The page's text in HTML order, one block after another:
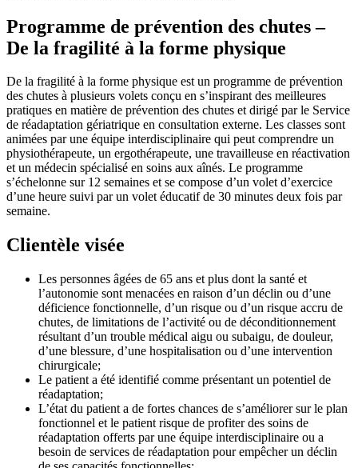
Programme de prévention des chutes –
De la fragilité à la forme physique
De la fragilité à la forme physique est un programme de prévention
des chutes à plusieurs volets conçu en s’inspirant des meilleures
pratiques en matière de prévention des chutes et dirigé par le Service
de réadaptation gériatrique en consultation externe. Les classes sont
animées par une équipe interdisciplinaire qui peut comprendre un
physiothérapeute, un ergothérapeute, une travailleuse en réactivation
et un médecin spécialisé en soins aux aînés. Le programme
s’échelonne sur 12 semaines et se compose d’un volet d’exercice
d’une heure suivi par un volet éducatif de 30 minutes deux fois par
semaine.
Clientèle visée
Les personnes âgées de 65 ans et plus dont la santé et
l’autonomie sont menacées en raison d’un déclin ou d’une
déficience fonctionnelle, d’un risque ou d’un risque accru de
chutes, de limitations de l’activité ou de déconditionnement
résultant d’un trouble médical aigu ou subaigu, de douleur,
d’une blessure, d’une hospitalisation ou d’une intervention
chirurgicale;
Le patient a été identifié comme présentant un potentiel de
réadaptation;
L’état du patient a de fortes chances de s’améliorer sur le plan
fonctionnel et le patient risque de profiter des soins de
réadaptation offerts par une équipe interdisciplinaire ou a
besoin de services de réadaptation pour empêcher un déclin